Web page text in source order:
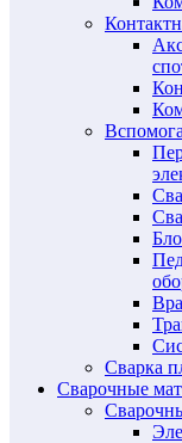
Сварка
Сварочные